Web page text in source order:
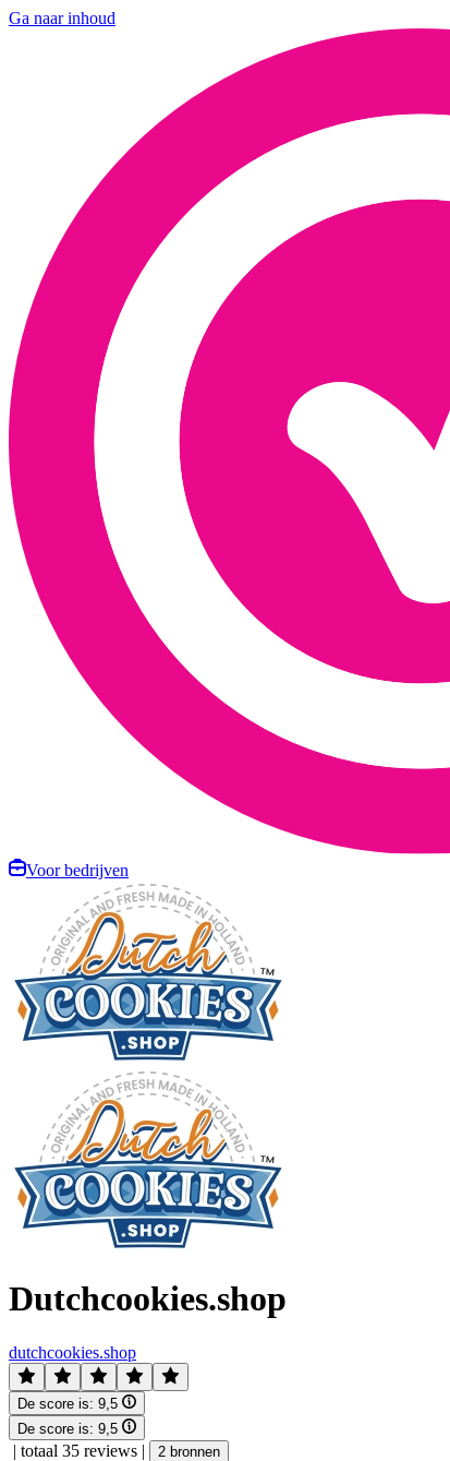
Ga naar inhoud
Voor bedrijven
Dutchcookies.shop
dutchcookies.shop
De score is: 9,5
De score is: 9,5
| totaal 35 reviews | 2 bronnen